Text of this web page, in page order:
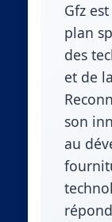
Gfz
plan
des
et de
son
au